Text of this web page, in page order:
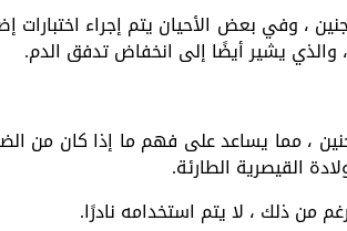
، وفي بعض الأحيان يتم إجراء اختبارات
والذي يشير أيضًا إلى انخفاض تدفق الدم.
، مما يساعد على فهم ما إذا كان من
القيصرية الطارئة.
من ذلك ، لا يتم استخدامه نادرًا.